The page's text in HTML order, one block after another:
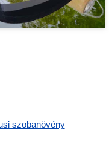
szobanövény